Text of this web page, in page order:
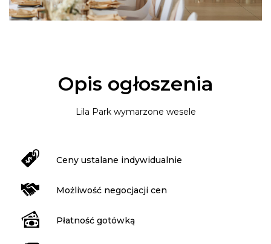
Opis ogłoszenia
Lila Park wymarzone wesele
Ceny ustalane indywidualnie
Możliwość negocjacji cen
Płatność gotówką